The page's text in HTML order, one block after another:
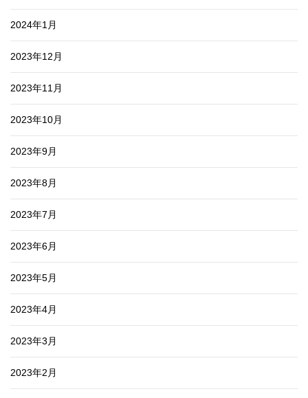
2024年1月
2023年12月
2023年11月
2023年10月
2023年9月
2023年8月
2023年7月
2023年6月
2023年5月
2023年4月
2023年3月
2023年2月